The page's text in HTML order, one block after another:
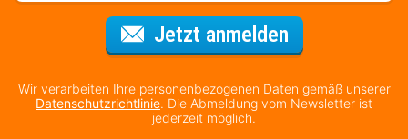
Jetzt anmeldenFür den
Wir verarbeiten Ihre personenbezogenen Daten gemäß unserer
Datenschutzrichtlinie. Die Abmeldung vom Newsletter ist
jederzeit möglich.